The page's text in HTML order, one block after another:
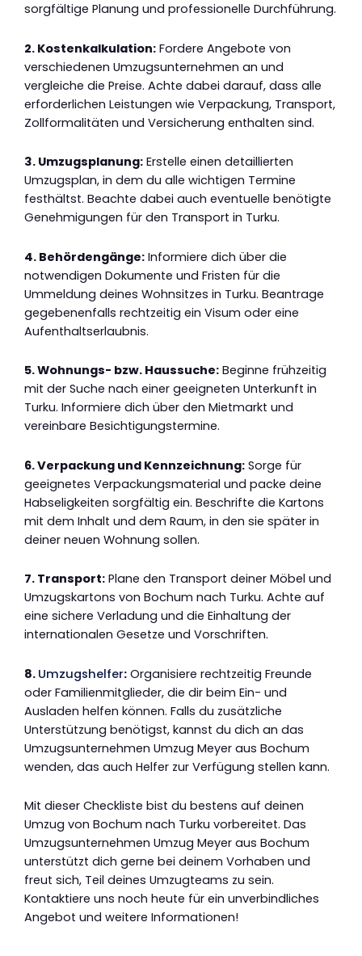
sorgfältige Planung und professionelle Durchführung.
2. Kostenkalkulation: Fordere Angebote von
verschiedenen Umzugsunternehmen an und
vergleiche die Preise. Achte dabei darauf, dass alle
erforderlichen Leistungen wie Verpackung, Transport,
Zollformalitäten und Versicherung enthalten sind.
3. Umzugsplanung: Erstelle einen detaillierten
Umzugsplan, in dem du alle wichtigen Termine
festhältst. Beachte dabei auch eventuelle benötigte
Genehmigungen für den Transport in Turku.
4. Behördengänge: Informiere dich über die
notwendigen Dokumente und Fristen für die
Ummeldung deines Wohnsitzes in Turku. Beantrage
gegebenenfalls rechtzeitig ein Visum oder eine
Aufenthaltserlaubnis.
5. Wohnungs- bzw. Haussuche: Beginne frühzeitig
mit der Suche nach einer geeigneten Unterkunft in
Turku. Informiere dich über den Mietmarkt und
vereinbare Besichtigungstermine.
6. Verpackung und Kennzeichnung: Sorge für
geeignetes Verpackungsmaterial und packe deine
Habseligkeiten sorgfältig ein. Beschrifte die Kartons
mit dem Inhalt und dem Raum, in den sie später in
deiner neuen Wohnung sollen.
7. Transport: Plane den Transport deiner Möbel und
Umzugskartons von Bochum nach Turku. Achte auf
eine sichere Verladung und die Einhaltung der
internationalen Gesetze und Vorschriften.
8. Umzugshelfer: Organisiere rechtzeitig Freunde
oder Familienmitglieder, die dir beim Ein- und
Ausladen helfen können. Falls du zusätzliche
Unterstützung benötigst, kannst du dich an das
Umzugsunternehmen Umzug Meyer aus Bochum
wenden, das auch Helfer zur Verfügung stellen kann.
Mit dieser Checkliste bist du bestens auf deinen
Umzug von Bochum nach Turku vorbereitet. Das
Umzugsunternehmen Umzug Meyer aus Bochum
unterstützt dich gerne bei deinem Vorhaben und
freut sich, Teil deines Umzugteams zu sein.
Kontaktiere uns noch heute für ein unverbindliches
Angebot und weitere Informationen!